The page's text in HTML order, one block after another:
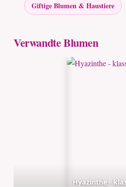
Giftige Blumen & Haustiere
Verwandte Blumen
Hyazinthe -